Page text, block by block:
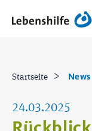
Startseite News
24.03.2025